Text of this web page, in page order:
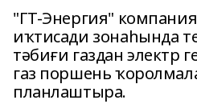
"ГТ-Энергия"
иҡтисади зонаһында
тәбиғи газдан электр
газ поршень
планлаштыра.